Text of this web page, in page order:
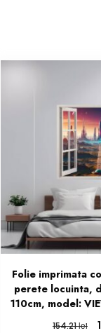
Folie imprimata
perete locuinta,
110cm, model:
154.21lei